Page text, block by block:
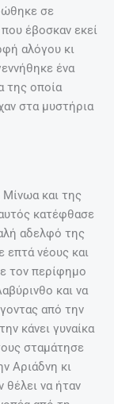
σε
έβοσκαν εκεί
αλόγου κι
ένα
της οποία
στα μυστήρια
και της
κατέφθασε
αδελφό της
νέους και
τον περίφημο
και να
από την
κάνει γυναίκα
σταμάτησε
Αριάδνη κι
να ήταν